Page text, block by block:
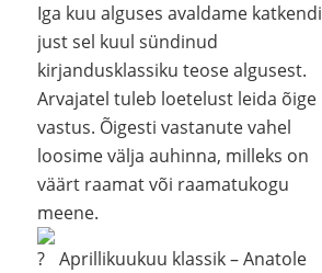
Iga kuu alguses avaldame katkendi
just sel kuul sündinud
kirjandusklassiku teose algusest.
Arvajatel tuleb loetelust leida õige
vastus. Õigesti vastanute vahel
loosime välja auhinna, milleks on
väärt raamat või raamatukogu
meene.
Aprillikuukuu klassik – Anatole